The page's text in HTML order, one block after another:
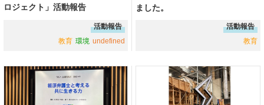
ロジェクト」活動報告
活動報告
教育 環境 undefined
ました。
活動報告
教育